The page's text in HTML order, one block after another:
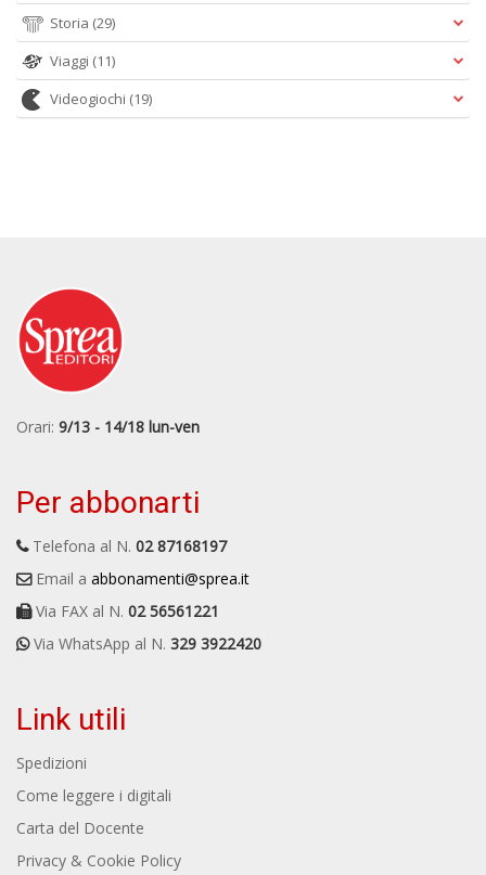
Storia (29)
Viaggi (11)
Videogiochi (19)
Orari: 9/13 - 14/18 lun-ven
Per abbonarti
Telefona al N. 02 87168197
Email a abbonamenti@sprea.it
Via FAX al N. 02 56561221
Via WhatsApp al N. 329 3922420
Link utili
Spedizioni
Come leggere i digitali
Carta del Docente
Privacy & Cookie Policy